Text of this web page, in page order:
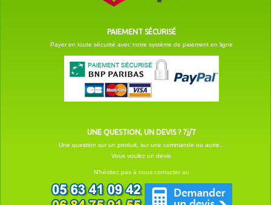
PAIEMENT SÉCURISÉ
Payer en toute sécurité avec notre système de paiement en ligne
UNE QUESTION, UN DEVIS ? 7j/7
Une question sur un produit, sur une commande ou autre...
Vous voulez un devis.
N'hésitez pas à nous contacter au